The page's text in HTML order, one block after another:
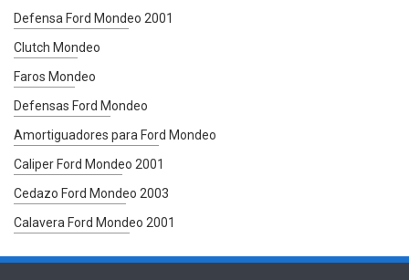
Defensa Ford Mondeo 2001
Clutch Mondeo
Faros Mondeo
Defensas Ford Mondeo
Amortiguadores para Ford Mondeo
Caliper Ford Mondeo 2001
Cedazo Ford Mondeo 2003
Calavera Ford Mondeo 2001